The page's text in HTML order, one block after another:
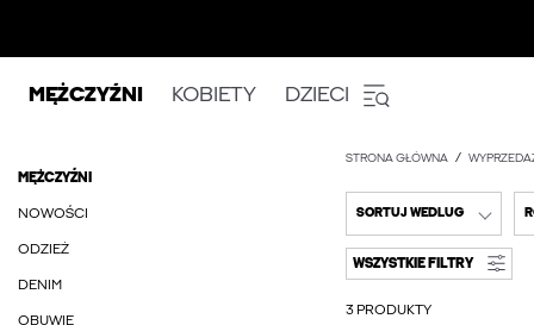
MĘŻCZYŹNI KOBIETY DZIECI
MĘŻCZYŹNI
NOWOŚCI
ODZIEŻ
DENIM
OBUWIE
STRONA GŁÓWNA
SORTUJ WEDLUG
WSZYSTKIE FILTRY
3 PRODUKTY